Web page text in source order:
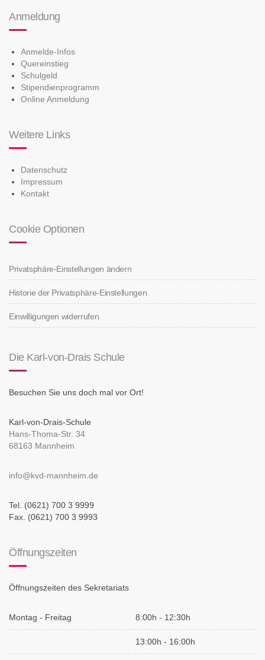
Anmeldung
Anmelde-Infos
Quereinstieg
Schulgeld
Stipendienprogramm
Online Anmeldung
Weitere Links
Datenschutz
Impressum
Kontakt
Cookie Optionen
Privatsphäre-Einstellungen ändern
Historie der Privatsphäre-Einstellungen
Einwilligungen widerrufen
Die Karl-von-Drais Schule
Besuchen Sie uns doch mal vor Ort!
Karl-von-Drais-Schule
Hans-Thoma-Str. 34
68163 Mannheim
info@kvd-mannheim.de
Tel. (0621) 700 3 9999
Fax. (0621) 700 3 9993
Öffnungszeiten
Öffnungszeiten des Sekretariats
Montag - Freitag 8:00h - 12:30h
13:00h - 16:00h